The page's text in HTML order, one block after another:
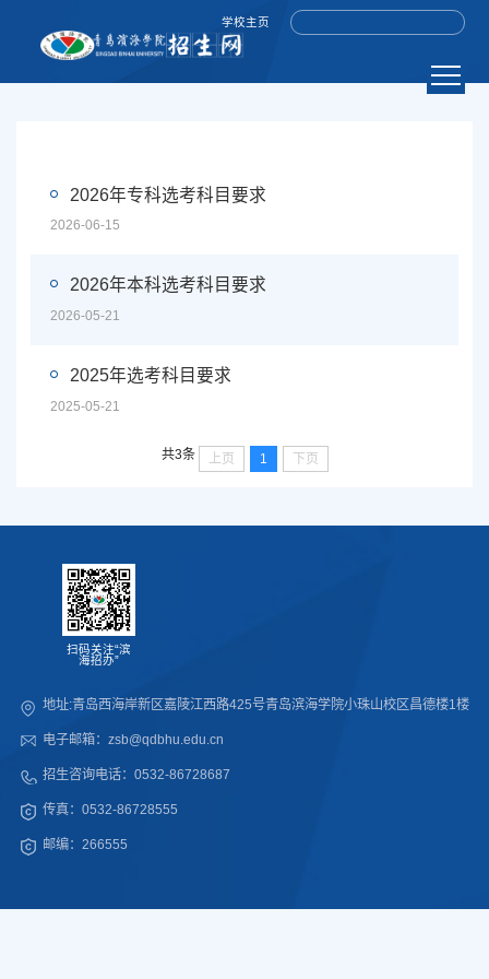
学校主页
2026年专科选考科目要求
2026-06-15
2026年本科选考科目要求
2026-05-21
2025年选考科目要求
2025-05-21
共3条 上页 1 下页
扫码关注“滨
海招办”
地址:青岛西海岸新区嘉陵江西路425号青岛滨海学院小珠山校区昌德楼1楼
电子邮箱：zsb@qdbhu.edu.cn
招生咨询电话：0532-86728687
传真：0532-86728555
邮编：266555